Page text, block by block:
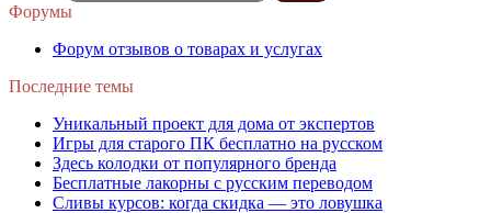
Форумы
Форум отзывов о товарах и услугах
Последние темы
Уникальный проект для дома от экспертов
Игры для старого ПК бесплатно на русском
Здесь колодки от популярного бренда
Бесплатные лакорны с русским переводом
Сливы курсов: когда скидка — это ловушка